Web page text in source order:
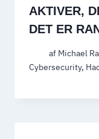
AKTIVER,
DET ER
af Michael
Cybersecurity,